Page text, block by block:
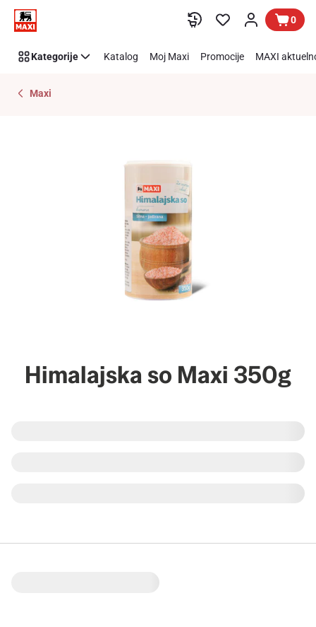
Preskoči link 0
Kategorije Katalog Moj Maxi Promocije MAXI
Maxi
Himalajska so Maxi 350g